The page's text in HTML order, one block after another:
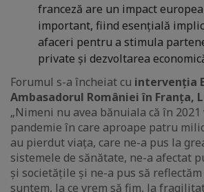
franceză are un impact
important, fiind esențială
afaceri pentru a stimula
private și dezvoltarea
Forumul s-a încheiat cu intervenția
Ambasadorul României în Franța,
„Nimeni nu avea bănuiala că în
pandemie în care aproape patru
au pierdut viața, care ne-a pus la
sistemele de sănătate, ne-a afectat
și societățile și ne-a pus să reflectăm
suntem, la ce vrem să fim, la